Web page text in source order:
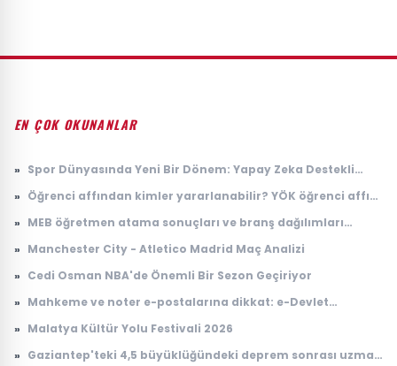
EN ÇOK OKUNANLAR
» Spor Dünyasında Yeni Bir Dönem: Yapay Zeka Destekli
» Öğrenci affından kimler yararlanabilir? YÖK öğrenci affı
» MEB öğretmen atama sonuçları ve branş dağılımları
» Manchester City - Atletico Madrid Maç Analizi
» Cedi Osman NBA'de Önemli Bir Sezon Geçiriyor
» Mahkeme ve noter e-postalarına dikkat: e-Devlet
» Malatya Kültür Yolu Festivali 2026
» Gaziantep'teki 4,5 büyüklüğündeki deprem sonrası uzman